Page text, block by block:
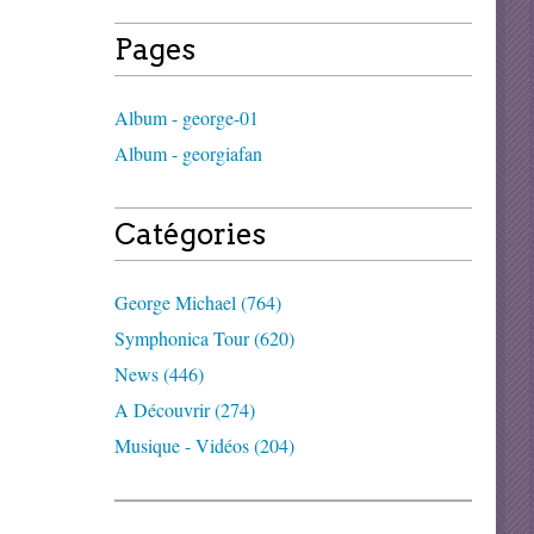
Pages
Album - george-01
Album - georgiafan
Catégories
George Michael (764)
Symphonica Tour (620)
News (446)
A Découvrir (274)
Musique - Vidéos (204)